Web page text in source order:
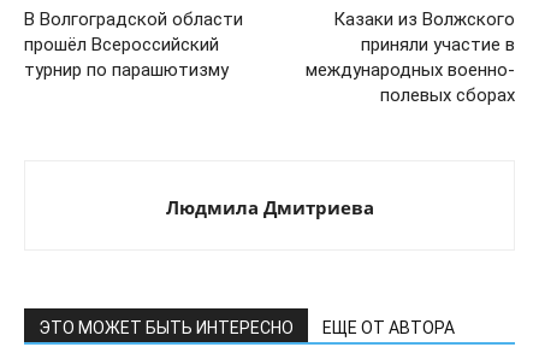
В Волгоградской области
прошёл Всероссийский
турнир по парашютизму
Казаки из Волжского
приняли участие в
международных военно-
полевых сборах
Людмила Дмитриева
ЭТО МОЖЕТ БЫТЬ ИНТЕРЕСНО ЕЩЕ ОТ АВТОРА